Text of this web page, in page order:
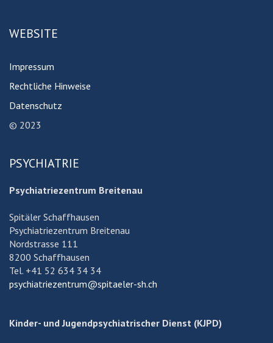
WEBSITE
Impressum
Rechtliche Hinweise
Datenschutz
© 2023
PSYCHIATRIE
Psychiatriezentrum Breitenau
Spitäler Schaffhausen
Psychiatriezentrum Breitenau
Nordstrasse 111
8200 Schaffhausen
Tel. +41 52 634 34 34
psychiatriezentrum@spitaeler-sh.ch
Kinder- und Jugendpsychiatrischer Dienst (KJPD)